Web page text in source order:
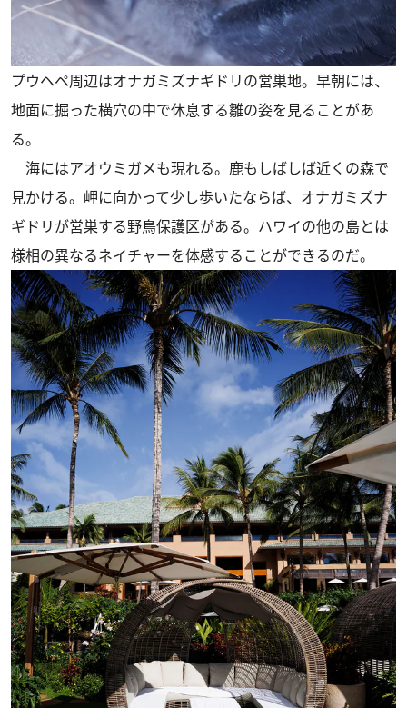
プウヘペ周辺はオナガミズナギドリの営巣地。早朝には、
地面に掘った横穴の中で休息する雛の姿を見ることがあ
る。
海にはアオウミガメも現れる。鹿もしばしば近くの森で
見かける。岬に向かって少し歩いたならば、オナガミズナ
ギドリが営巣する野鳥保護区がある。ハワイの他の島とは
様相の異なるネイチャーを体感することができるのだ。